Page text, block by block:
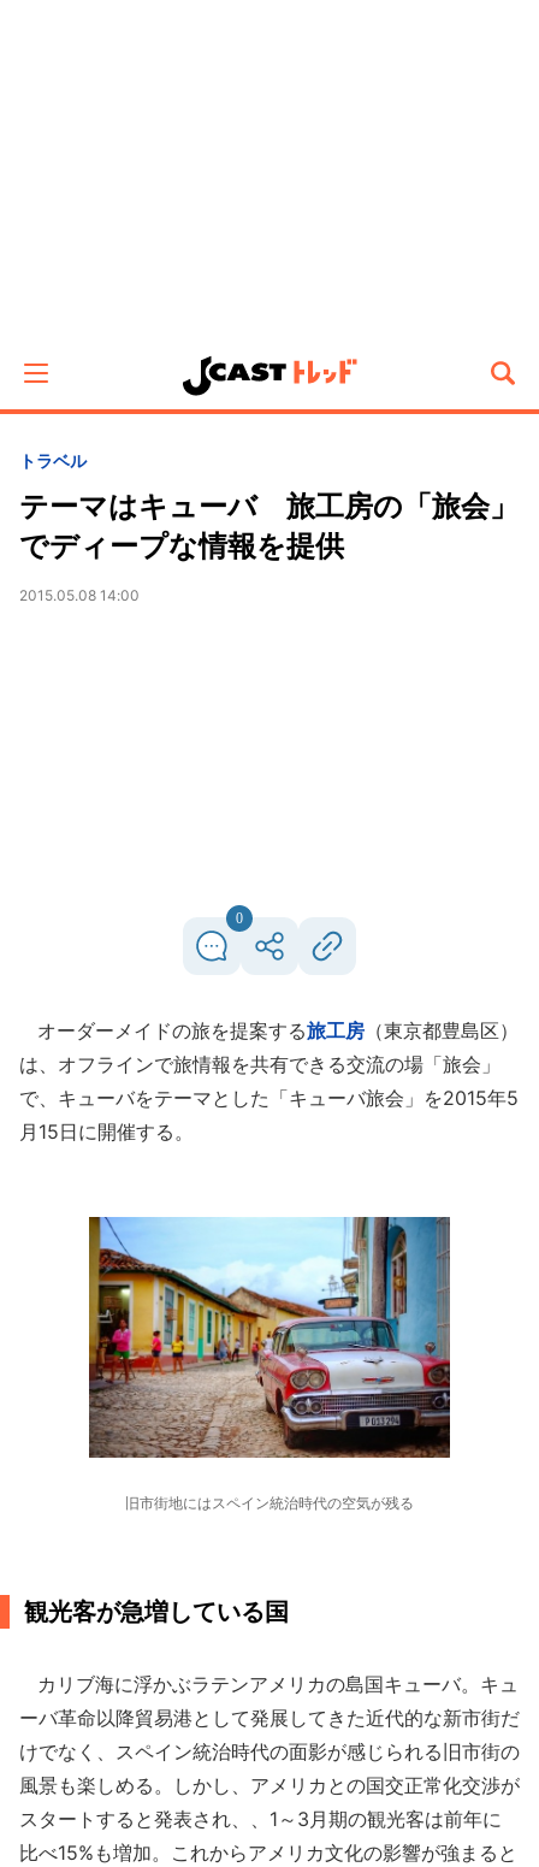
トラベル
テーマはキューバ 旅工房の「旅会」
でディープな情報を提供
2015.05.08 14:00
0
オーダーメイドの旅を提案する旅工房 （東京都豊島区）
は、オフラインで旅情報を共有できる交流の場「旅会」
で、キューバをテーマとした「キューバ旅会」を2015年5
月15日に開催する。
旧市街地にはスペイン統治時代の空気が残る
観光客が急増している国
カリブ海に浮かぶラテンアメリカの島国キューバ。キュ
ーバ革命以降貿易港として発展してきた近代的な新市街だ
けでなく、スペイン統治時代の面影が感じられる旧市街の
風景も楽しめる。しかし、アメリカとの国交正常化交渉が
スタートすると発表され、、1～3月期の観光客は前年に
比べ15%も増加。これからアメリカ文化の影響が強まると